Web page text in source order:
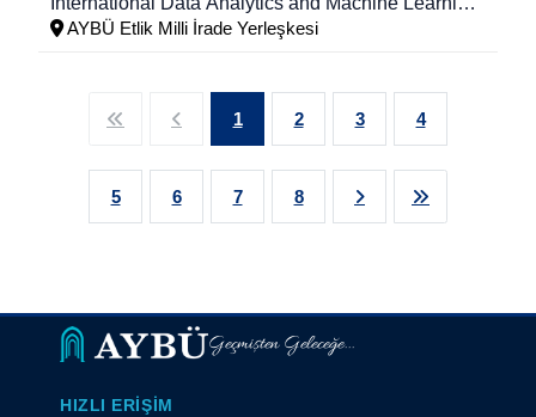
Conference " Artificial Intelligence and the
AYBÜ Etlik Milli İrade Yerleşkesi
1 2 3 4
5 6 7 8
Geçmişten Geleceğe...
HIZLI ERIŞIM